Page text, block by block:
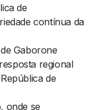
de
contínua da
Gaborone
regional
de
onde se